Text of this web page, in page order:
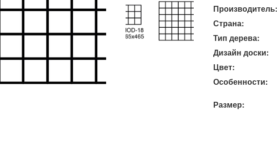
Производитель:
Страна:
Тип дерева:
Дизайн доски:
Цвет:
Особенности:
Размер: